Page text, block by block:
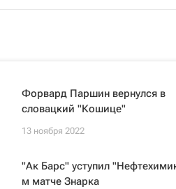
Форвард Паршин вернулся в
словацкий "Кошице"
13 ноября 2022
"Ак Барс" уступил
м матче Знарка